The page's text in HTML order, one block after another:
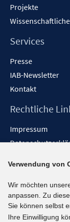
Projekte
Services
Presse
IAB-Newsletter
Kontakt
Rechtliche
Impressum
Barrieren melden
Social-Media-
BlueSky
Verwendung von
Wir möchten
anpassen. Zu
Sie können selbst
Ihre Einwilligung